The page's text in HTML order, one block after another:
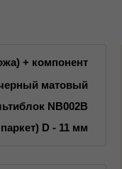
+ компонент
матовый
NB002B
D - 11 мм